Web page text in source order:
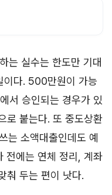
는 실수는 한도만 기대
이다. 500만원이 가능
서 승인되는 경우가 있
로 붙는다. 또 중도상환
는 소액대출인데도 예
전에는 연체 정리, 계좌
춰 두는 편이 낫다.